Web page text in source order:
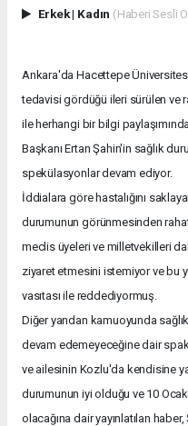
Erkek| Kadın (Haberi Sesli
Ankara'da Hacettepe
tedavisi gördüğü ileri sürülen ve
ile herhangi bir bilgi
Başkanı Ertan Şahin'in sağlık
spekülasyonlar devam ediyor.
İddialara göre hastalığını
durumunun görünmesinden
meclis üyeleri ve milletvekilleri
ziyaret etmesini istemiyor ve bu
vasıtası ile reddediyormuş.
Diğer yandan kamuoyunda
devam edemeyeceğine dair
ve ailesinin Kozlu'da kendisine
durumunun iyi olduğu ve 10
olacağına dair yayınlatılan